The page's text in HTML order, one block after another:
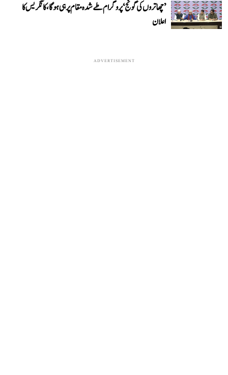
’چھاتروں کی گونج‘ پروگرام طے شدہ مقام پر ہی ہوگا، کانگریس کا
اعلان
ADVERTISEMENT